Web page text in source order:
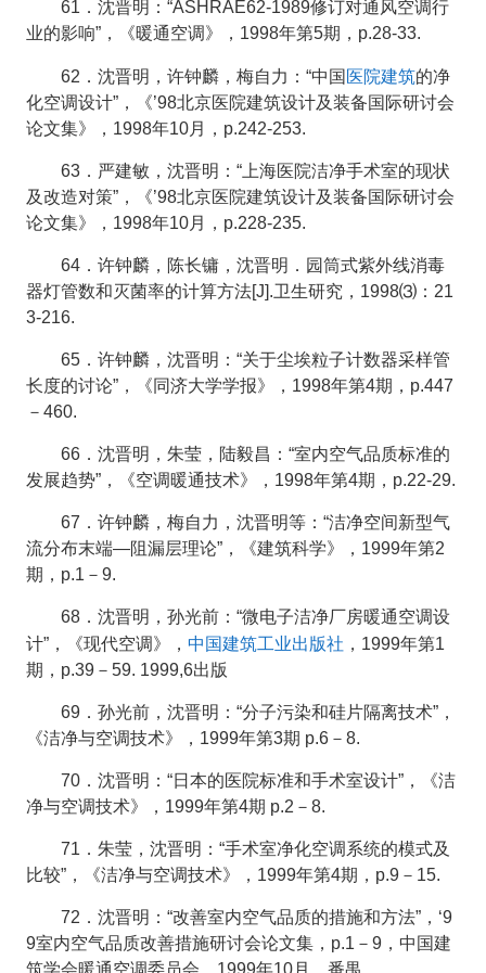
61．沈晋明：“ASHRAE62-1989修订对通风空调行
业的影响”，《暖通空调》，1998年第5期，p.28-33.
62．沈晋明，许钟麟，梅自力：“中国 医院建筑的净
化空调设计”，《’98北京医院建筑设计及装备国际研讨会
论文集》，1998年10月，p.242-253.
63．严建敏，沈晋明：“上海医院洁净手术室的现状
及改造对策”，《’98北京医院建筑设计及装备国际研讨会
论文集》，1998年10月，p.228-235.
64．许钟麟，陈长镛，沈晋明．园筒式紫外线消毒
器灯管数和灭菌率的计算方法[J].卫生研究，1998⑶：21
3-216.
65．许钟麟，沈晋明：“关于尘埃粒子计数器采样管
长度的讨论”，《同济大学学报》，1998年第4期，p.447
－460.
66．沈晋明，朱莹，陆毅昌：“室内空气品质标准的
发展趋势”，《空调暖通技术》，1998年第4期，p.22-29.
67．许钟麟，梅自力，沈晋明等：“洁净空间新型气
流分布末端—阻漏层理论”，《建筑科学》，1999年第2
期，p.1－9.
68．沈晋明，孙光前：“微电子洁净厂房暖通空调设
计”，《现代空调》， 中国建筑工业出版社 ，1999年第1
期，p.39－59. 1999,6出版
69．孙光前，沈晋明：“分子污染和硅片隔离技术”，
《洁净与空调技术》，1999年第3期 p.6－8.
70．沈晋明：“日本的医院标准和手术室设计”，《洁
净与空调技术》，1999年第4期 p.2－8.
71．朱莹，沈晋明：“手术室净化空调系统的模式及
比较”，《洁净与空调技术》，1999年第4期，p.9－15.
72．沈晋明：“改善室内空气品质的措施和方法”，‘9
9室内空气品质改善措施研讨会论文集，p.1－9，中国建
筑学会暖通空调委员会，1999年10月，番禺.